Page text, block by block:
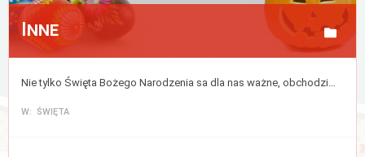
Inne
Nie tylko Święta Bożego Narodzenia sa dla nas ważne, obchodzimy także wiele innych świąt w ciągu roku.
W: ŚWIĘTA